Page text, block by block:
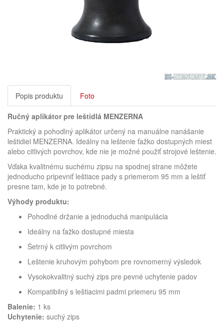
Popis produktu Foto
Ručný aplikátor pre leštidlá MENZERNA
Praktický a pohodlný aplikátor určený na manuálne nanášanie
leštidiel MENZERNA. Ideálny na leštenie ťažko dostupných miest
alebo citlivých povrchov, kde nie je možné použiť strojové leštenie.
Vďaka kvalitnému suchému zipsu na spodnej strane môžete
jednoducho pripevniť leštiace pady s priemerom 95 mm a leštiť
presne tam, kde je to potrebné.
Výhody produktu:
Pohodlné držanie a jednoduchá manipulácia
Ideálny na ťažko dostupné miesta
Šetrný k citlivým povrchom
Leštenie kruhovým pohybom pre rovnomerný výsledok
Vysokokvalitný suchý zips pre pevné uchytenie padov
Kompatibilný s leštiacimi padmi priemeru 95 mm
Balenie: 1 ks
Uchytenie: suchý zips